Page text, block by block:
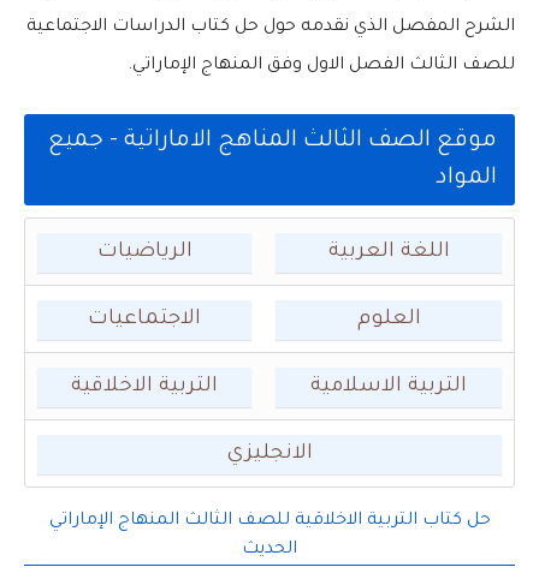
الشرح المفصل الذي نقدمه حول حل كتاب الدراسات الاجتماعية
للصف الثالث الفصل الاول وفق المنهاج الإماراتي.
موقع الصف الثالث المناهج الاماراتية - جميع
المواد
اللغة العربية الرياضيات
العلوم الاجتماعيات
التربية الاسلامية التربية الاخلاقية
الانجليزي
حل كتاب التربية الاخلاقية للصف الثالث المنهاج الإماراتي
الحديث